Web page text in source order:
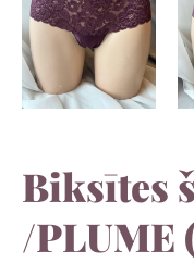
Biksītes
/PLUME